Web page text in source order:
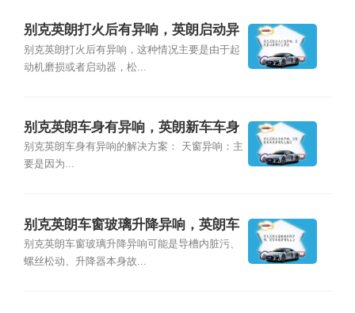
别克英朗打火后有异响，英朗启动异
响什么原因
别克英朗打火后有异响，这种情况主要是由于起
动机磨损或者启动器，松...
别克英朗车身有异响，英朗新车车身
异响怎么解决
别克英朗车身有异响的解决方案： 天窗异响：主
要是因为...
别克英朗车窗玻璃升降异响，英朗车
窗异响怎么办
别克英朗车窗玻璃升降异响可能是导槽内脏污、
螺丝松动、升降器本身故...